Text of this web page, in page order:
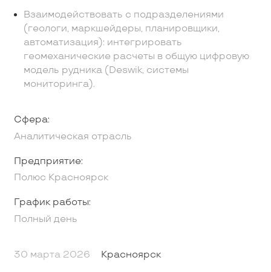
Взаимодействовать с подразделениями
(геологи, маркшейдеры, планировщики,
автоматизация): интегрировать
геомеханические расчеты в общую цифровую
модель рудника (Deswik, системы
мониторинга).
Сфера:
Аналитическая отрасль
Предприятие:
Полюс Красноярск
График работы:
Полный день
30 марта 2026 Красноярск